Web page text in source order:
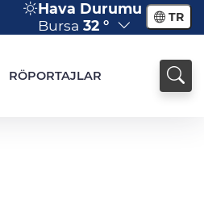
Hava Durumu
Bursa 32 ° TR
RÖPORTAJLAR